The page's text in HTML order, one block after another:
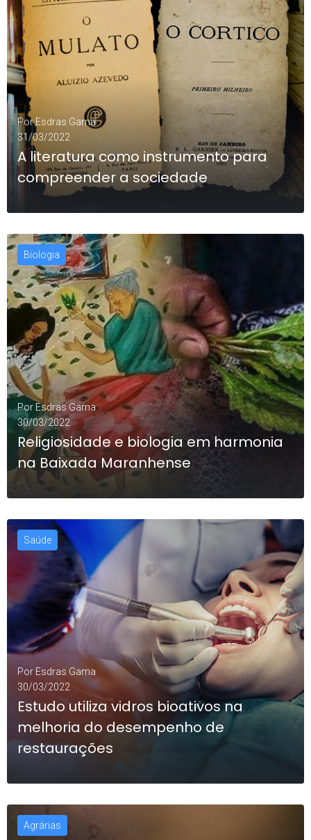
0
PorEsdras Gama
31/03/2022
A literatura como instrumento para
compreender a sociedade
LEIA MAIS
Biologia
Por Esdras Gama
30/03/2022
Religiosidade e biologia em harmonia
na Baixada Maranhense
LEIA MAIS 0
Saúde
PorEsdras Gama
30/03/2022
Estudo utiliza vidros bioativos na
melhoria do desempenho de
restaurações
Agrárias